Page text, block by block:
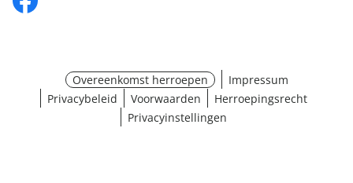
Overeenkomst herroepen
Impressum
Privacybeleid
Voorwaarden
Herroepingsrecht
Privacyinstellingen